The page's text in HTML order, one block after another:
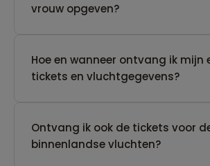
vrouw opgeven?
Hoe en wanneer ontvang ik mijn
tickets en vluchtgegevens?
Ontvang ik ook de tickets voor
binnenlandse vluchten?